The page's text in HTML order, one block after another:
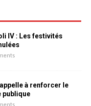
IV : Les festivités
à renforcer le
publique